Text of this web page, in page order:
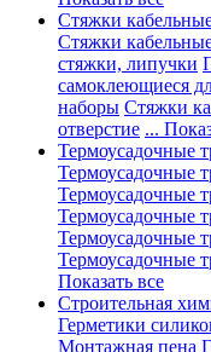
Стяжки
Стяжки
стяжки, липучки
самоклеющиеся
наборы Стяжки
отверстие ...
Термоусадочные
Термоусадочные
Термоусадочные
Термоусадочные
Термоусадочные
Термоусадочные
Показать все
Строительная
Герметики
Монтажная пена